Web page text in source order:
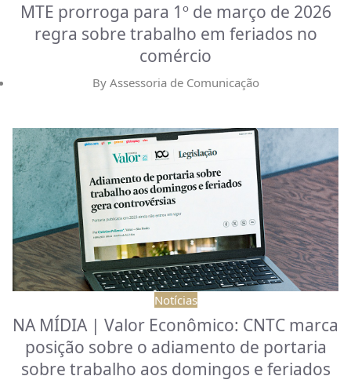
MTE prorroga para 1º de março de 2026
regra sobre trabalho em feriados no
comércio
By Assessoria de Comunicação
Notícias
NA MÍDIA | Valor Econômico: CNTC marca
posição sobre o adiamento de portaria
sobre trabalho aos domingos e feriados